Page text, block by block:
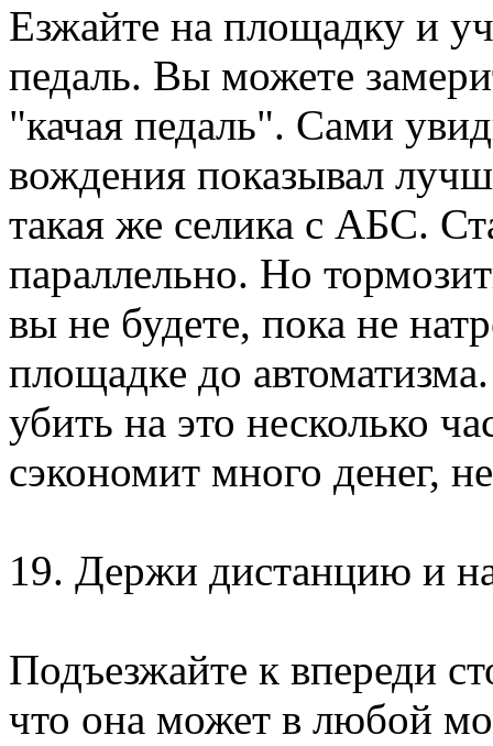
Езжайте на площадку и
педаль. Вы можете
"качая педаль". Сами
вождения показывал
такая же селика с АБС.
параллельно. Но
вы не будете, пока не
площадке до
убить на это несколько
сэкономит много денег,
19. Держи дистанцию и
Подъезжайте к впереди
что она может в любой